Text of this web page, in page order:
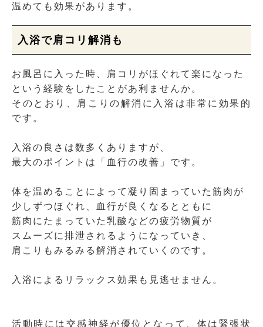
温めても効果があります。
入浴で肩コリ解消も
お風呂に入った時、肩コリがほぐれて楽になった
という経験をしたことがあ利ませんか。
そのとおり、肩こりの解消に入浴は非常に効果的
です。
入浴の良さは数多くありますが、
最大のポイントは「血行の改善」です。
体を温めることによって凝り固まっていた筋肉が
少しずつほぐれ、血行が良くなるとともに
筋肉にたまっていた乳酸などの疲労物質が
スムーズに排泄されるようになっていき、
肩こりもみるみる解消されていくのです。
入浴によるリラックス効果も見逃せません。
活動時には交感神経が優位となって、体は緊張状